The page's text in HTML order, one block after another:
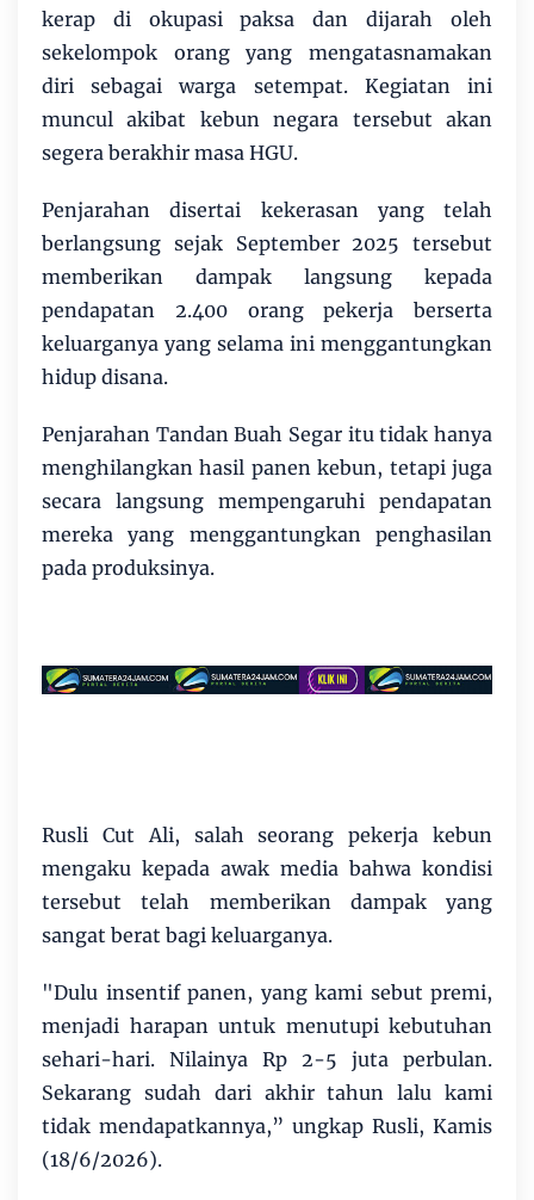
kerap di okupasi paksa dan dijarah oleh
sekelompok orang yang mengatasnamakan
diri sebagai warga setempat. Kegiatan ini
muncul akibat kebun negara tersebut akan
segera berakhir masa HGU.
Penjarahan disertai kekerasan yang telah
berlangsung sejak September 2025 tersebut
memberikan dampak langsung kepada
pendapatan 2.400 orang pekerja berserta
keluarganya yang selama ini menggantungkan
hidup disana.
Penjarahan Tandan Buah Segar itu tidak hanya
menghilangkan hasil panen kebun, tetapi juga
secara langsung mempengaruhi pendapatan
mereka yang menggantungkan penghasilan
pada produksinya.
Rusli Cut Ali, salah seorang pekerja kebun
mengaku kepada awak media bahwa kondisi
tersebut telah memberikan dampak yang
sangat berat bagi keluarganya.
"Dulu insentif panen, yang kami sebut premi,
menjadi harapan untuk menutupi kebutuhan
sehari-hari. Nilainya Rp 2-5 juta perbulan.
Sekarang sudah dari akhir tahun lalu kami
tidak mendapatkannya,” ungkap Rusli, Kamis
(18/6/2026).